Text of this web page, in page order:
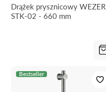
Drążek prysznicowy WEZER
STK-02 - 660 mm
Bestseller